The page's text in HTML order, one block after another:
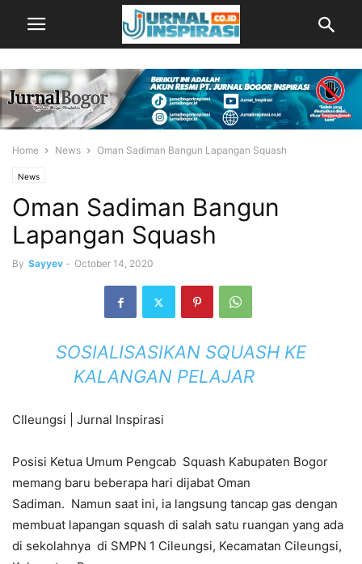
Home News Oman Sadiman Bangun Lapangan Squash
News
Oman Sadiman Bangun
Lapangan Squash
By Sayyev - October 14, 2020
SOSIALISASIKAN SQUASH KE
KALANGAN PELAJAR
CIleungsi | Jurnal Inspirasi
Posisi Ketua Umum Pengcab Squash Kabupaten Bogor
memang baru beberapa hari dijabat Oman
Sadiman. Namun saat ini, ia langsung tancap gas dengan
membuat lapangan squash di salah satu ruangan yang ada
di sekolahnya di SMPN 1 Cileungsi, Kecamatan Cileungsi,